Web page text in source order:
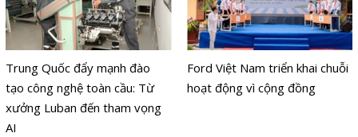
Trung Quốc đẩy mạnh đào
tạo công nghệ toàn cầu: Từ
xưởng Luban đến tham vọng
AI
Ford Việt Nam triển khai chuỗi
hoạt động vì cộng đồng